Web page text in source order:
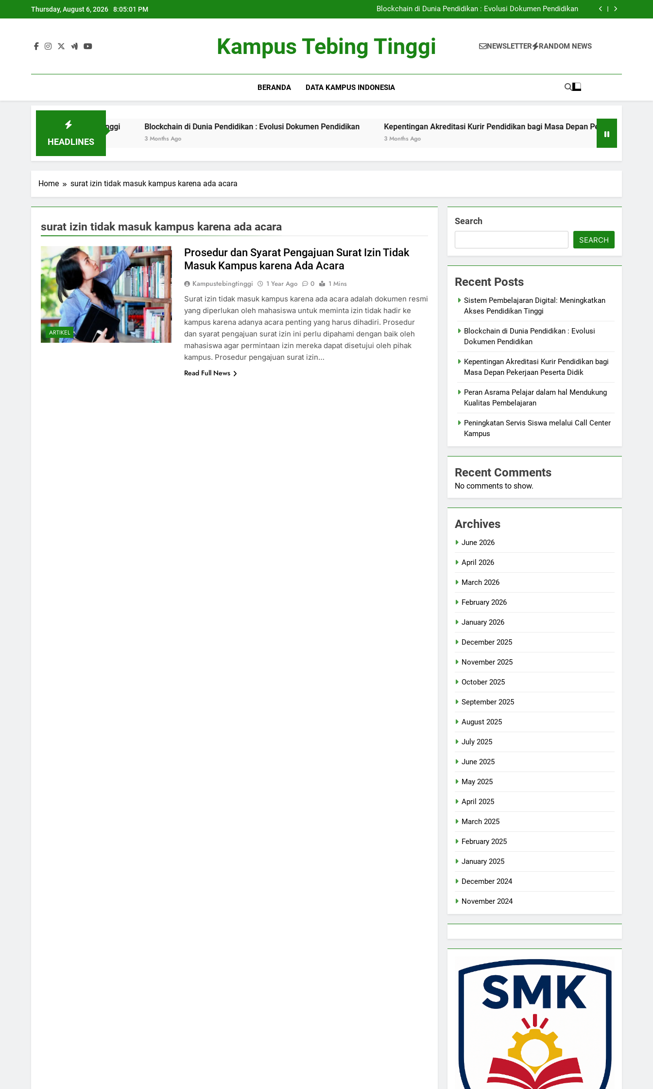
to
Thursday, August 6, 2026 8:05:01 PM
Blockchain di Dunia Pendidikan : Evolusi Dokumen Pendidikan
Kepentingan Akreditasi Kurir Pendidikan bagi Masa Depan Pekerjaan
Blockchain di Dunia Pendidikan : Evolusi Dokumen Pendidikan
Kepentingan Akreditasi Kurir Pendidikan bagi Masa Depan Pekerjaan
Kampus Tebing Tinggi NEWSLETTER RANDOM NEWS
BERANDA DATA KAMPUS INDONESIA
HEADLINES
Pendidikan Tinggi Blockchain di Dunia Pendidikan : Evolusi Dokumen Pendidikan
3 Months Ago
Kepentingan Akreditasi Kurir Pendidikan bagi Masa Depan Pekerjaan Peserta Didik
3 Months Ago
Home surat izin tidak masuk kampus karena ada acara
surat izin tidak masuk kampus karena ada acara
ARTIKEL
Prosedur dan Syarat Pengajuan Surat Izin Tidak
Masuk Kampus karena Ada Acara
Kampustebingtinggi 1 Year Ago 0
1 Mins
Surat izin tidak masuk kampus karena ada acara adalah dokumen resmi
yang diperlukan oleh mahasiswa untuk meminta izin tidak hadir ke
kampus karena adanya acara penting yang harus dihadiri. Prosedur
dan syarat pengajuan surat izin ini perlu dipahami dengan baik oleh
mahasiswa agar permintaan izin mereka dapat disetujui oleh pihak
kampus. Prosedur pengajuan surat izin…
Read Full News
Search
SEARCH
Recent Posts
Sistem Pembelajaran Digital: Meningkatkan
Akses Pendidikan Tinggi
Blockchain di Dunia Pendidikan : Evolusi
Dokumen Pendidikan
Kepentingan Akreditasi Kurir Pendidikan bagi
Masa Depan Pekerjaan Peserta Didik
Peran Asrama Pelajar dalam hal Mendukung
Kualitas Pembelajaran
Peningkatan Servis Siswa melalui Call Center
Kampus
Recent Comments
No comments to show.
Archives
June 2026
April 2026
March 2026
February 2026
January 2026
December 2025
November 2025
October 2025
September 2025
August 2025
July 2025
June 2025
May 2025
April 2025
March 2025
February 2025
January 2025
December 2024
November 2024